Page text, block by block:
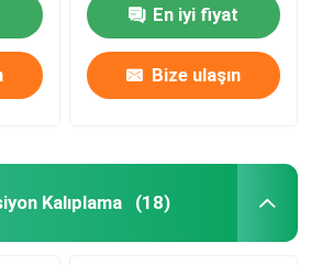
En iyi fiyat
Bize ulaşın
Kalıplama (18)